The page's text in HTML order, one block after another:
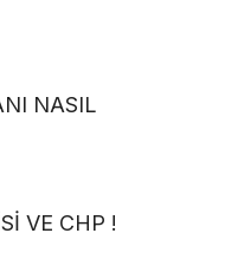
NASIL
VE CHP !